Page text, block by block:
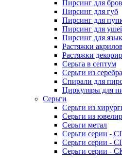
Пирсинг для
Пирсинг для губ
Пирсинг для
Пирсинг для
Пирсинг для
Растяжки
Растяжки
Серьга в септум
Серьги из серебра
Спирали для
Циркуляры для
Серьги
Серьги из
Серьги из
Серьги метал
Серьги серии -
Серьги серии -
Серьги серии -